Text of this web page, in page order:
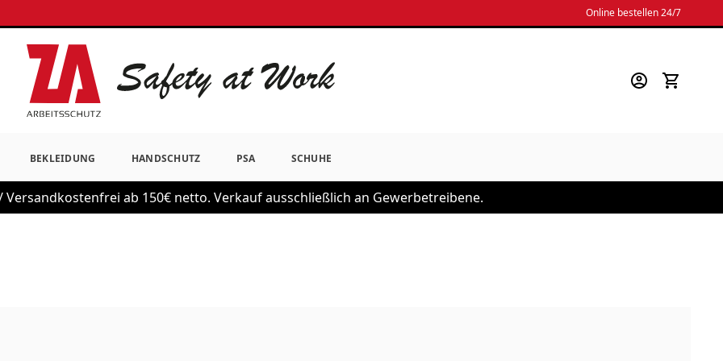
Online bestellen 24/7
BEKLEIDUNG HANDSCHUTZ PSA SCHUHE
Versandkostenfrei ab 150€ netto. Verkauf ausschließlich an Gewerbetreibene.